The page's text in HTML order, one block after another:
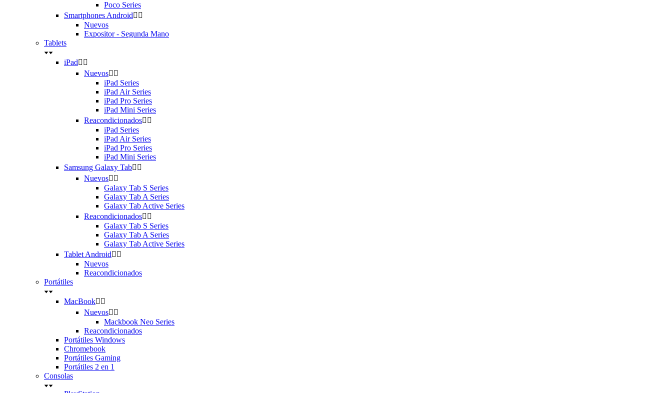
Poco Series
Smartphones Android 
Nuevos
Expositor - Segunda Mano
Tablets
iPad 
Nuevos 
iPad Series
iPad Air Series
iPad Pro Series
iPad Mini Series
Reacondicionados 
iPad Series
iPad Air Series
iPad Pro Series
iPad Mini Series
Samsung Galaxy Tab 
Nuevos 
Galaxy Tab S Series
Galaxy Tab A Series
Galaxy Tab Active Series
Reacondicionados 
Galaxy Tab S Series
Galaxy Tab A Series
Galaxy Tab Active Series
Tablet Android 
Nuevos
Reacondicionados
Portátiles
MacBook 
Nuevos 
Mackbook Neo Series
Reacondicionados
Portátiles Windows
Chromebook
Portátiles Gaming
Portátiles 2 en 1
Consolas